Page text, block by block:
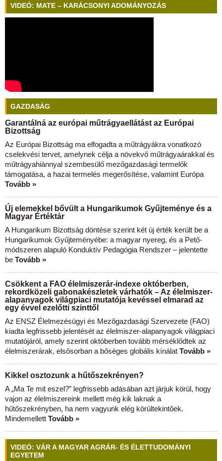
VIDEÓ: MATE – KARÁCSONYI ADOMÁNYOZÁS
GAZDASÁG
Garantálná az európai műtrágyaellátást az Európai
Bizottság
Az Európai Bizottság ma elfogadta a műtrágyákra vonatkozó
cselekvési tervet, amelynek célja a növekvő műtrágyaárakkal és
műtrágyahiánnyal szembesülő mezőgazdasági termelők
támogatása, a hazai termelés megerősítése, valamint Európa
Tovább »
Új elemekkel bővült a Hungarikumok Gyűjteménye és a
Magyar Értéktár
A Hungarikum Bizottság döntése szerint két új érték került be a
Hungarikumok Gyűjteményébe: a magyar nyereg, és a Pető-
módszeren alapuló Konduktív Pedagógia Rendszer – jelentette
be Tovább »
Csökkent a FAO élelmiszerár-indexe októberben,
rekordközeli gabonakészletek várhatók – Az élelmiszer-
alapanyagok világpiaci mutatója kevéssel elmarad az
egy évvel ezelőtti szinttől
Az ENSZ Élelmezésügyi és Mezőgazdasági Szervezete (FAO)
kiadta legfrissebb jelentését az élelmiszer-alapanyagok világpiaci
mutatójáról, amely szerint októberben tovább mérséklődtek az
élelmiszerárak, elsősorban a bőséges globális kínálat Tovább »
Kikkel osztozunk a hűtőszekrényen?
A „Ma Te mit eszel?” legfrissebb adásában azt járjuk körül, hogy
vajon az élelmiszereink mellett még kik laknak a
hűtőszekrényben, ha nem vagyunk elég körültekintőek.
Mindemellett Tovább »
VIDEÓ: VÁR A MAGYAR AGRÁR- ÉS ÉLETTUDOMÁNYI
EGYETEM